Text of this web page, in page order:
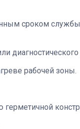
сроком службы
диагностического
рабочей зоны.
герметичной